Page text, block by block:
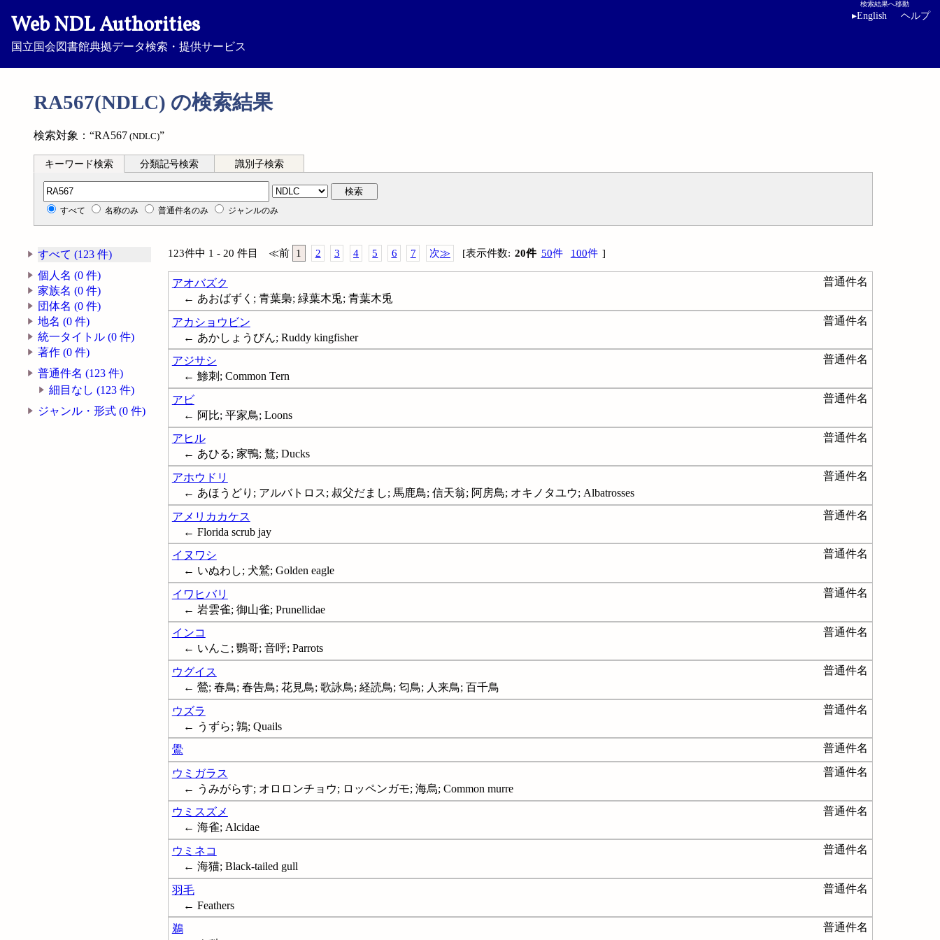
Web NDL Authorities
国立国会図書館典拠データ検索・提供サービス
検索結果へ移動
▸English ヘルプ
RA567(NDLC) の検索結果
検索対象：“RA567 (NDLC)”
キーワード検索 分類記号検索 識別子検索
分類記号検索 検索
すべて 名称のみ 普通件名のみ ジャンルのみ
すべて (123 件)
個人名 (0 件)
家族名 (0 件)
団体名 (0 件)
地名 (0 件)
統一タイトル (0 件)
著作 (0 件)
普通件名 (123 件)
細目なし (123 件)
ジャンル・形式 (0 件)
123件中 1 - 20 件目 ≪前 1 2 3 4 5 6 7 次≫ [表示件数: 20件 50件 100件 ]
アオバズク
普通件名
← あおばずく; 青葉梟; 緑葉木兎; 青葉木兎
アカショウビン
普通件名
← あかしょうびん; Ruddy kingfisher
アジサシ
普通件名
← 鯵刺; Common Tern
アビ
普通件名
← 阿比; 平家鳥; Loons
アヒル
普通件名
← あひる; 家鴨; 鶩; Ducks
アホウドリ
普通件名
← あほうどり; アルバトロス; 叔父だまし; 馬鹿鳥; 信天翁; 阿房鳥; オキノタユウ; Albatrosses
アメリカカケス
普通件名
← Florida scrub jay
イヌワシ
普通件名
← いぬわし; 犬鷲; Golden eagle
イワヒバリ
普通件名
← 岩雲雀; 御山雀; Prunellidae
インコ
普通件名
← いんこ; 鸚哥; 音呼; Parrots
ウグイス
普通件名
← 鶯; 春鳥; 春告鳥; 花見鳥; 歌詠鳥; 経読鳥; 匂鳥; 人来鳥; 百千鳥
ウズラ
普通件名
← うずら; 鶉; Quails
鷽
普通件名
ウミガラス
普通件名
← うみがらす; オロロンチョウ; ロッペンガモ; 海烏; Common murre
ウミスズメ
普通件名
← 海雀; Alcidae
ウミネコ
普通件名
← 海猫; Black-tailed gull
羽毛
普通件名
← Feathers
鵜
普通件名